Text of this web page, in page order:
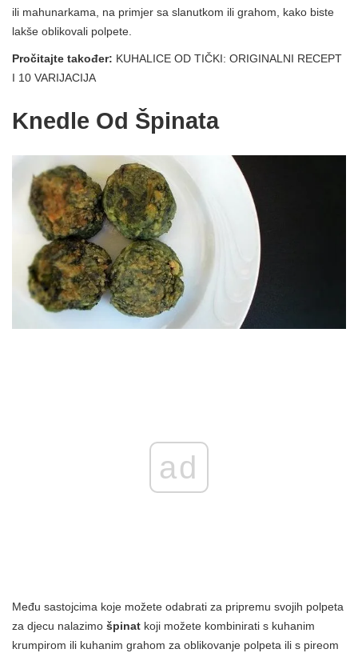
ili mahunarkama, na primjer sa slanutkom ili grahom, kako biste
lakše oblikovali polpete.
Pročitajte također: KUHALICE OD TIČKI: ORIGINALNI RECEPT
I 10 VARIJACIJA
Knedle Od Špinata
ad
Među sastojcima koje možete odabrati za pripremu svojih polpeta
za djecu nalazimo špinat koji možete kombinirati s kuhanim
krumpirom ili kuhanim grahom za oblikovanje polpeta ili s pireom